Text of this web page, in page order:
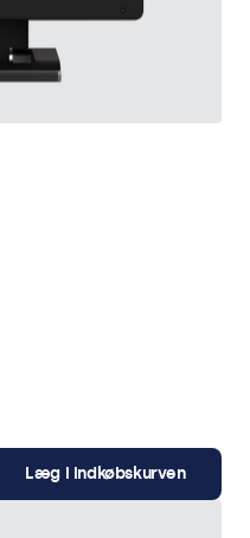
Læg i indkøbskurven